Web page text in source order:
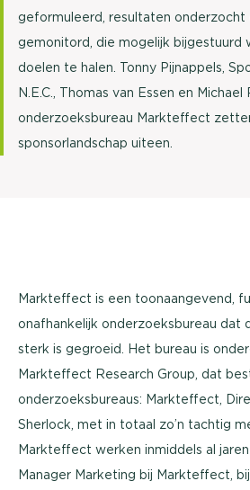
geformuleerd, resultaten onderzocht
gemonitord, die mogelijk bijgestuurd
doelen te halen. Tonny Pijnappels,
N.E.C., Thomas van Essen en Michael
onderzoeksbureau Markteffect
sponsorlandschap uiteen.
Markteffect is een toonaangevend,
onafhankelijk onderzoeksbureau dat
sterk is gegroeid. Het bureau is
Markteffect Research Group, dat
onderzoeksbureaus: Markteffect,
Sherlock, met in totaal zo’n tachtig
Markteffect werken inmiddels al jaren
Manager Marketing bij Markteffect,